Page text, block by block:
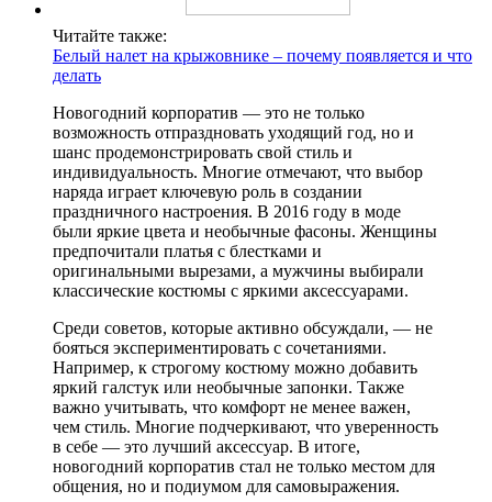
Читайте также:
Белый налет на крыжовнике – почему появляется и что
делать
Новогодний корпоратив — это не только
возможность отпраздновать уходящий год, но и
шанс продемонстрировать свой стиль и
индивидуальность. Многие отмечают, что выбор
наряда играет ключевую роль в создании
праздничного настроения. В 2016 году в моде
были яркие цвета и необычные фасоны. Женщины
предпочитали платья с блестками и
оригинальными вырезами, а мужчины выбирали
классические костюмы с яркими аксессуарами.
Среди советов, которые активно обсуждали, — не
бояться экспериментировать с сочетаниями.
Например, к строгому костюму можно добавить
яркий галстук или необычные запонки. Также
важно учитывать, что комфорт не менее важен,
чем стиль. Многие подчеркивают, что уверенность
в себе — это лучший аксессуар. В итоге,
новогодний корпоратив стал не только местом для
общения, но и подиумом для самовыражения.